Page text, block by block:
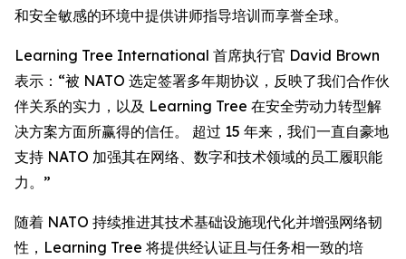
和安全敏感的环境中提供讲师指导培训而享誉全球。
Learning Tree International 首席执行官 David Brown
表示：“被 NATO 选定签署多年期协议，反映了我们合作伙
伴关系的实力，以及 Learning Tree 在安全劳动力转型解
决方案方面所赢得的信任。 超过 15 年来，我们一直自豪地
支持 NATO 加强其在网络、数字和技术领域的员工履职能
力。”
随着 NATO 持续推进其技术基础设施现代化并增强网络韧
性，Learning Tree 将提供经认证且与任务相一致的培